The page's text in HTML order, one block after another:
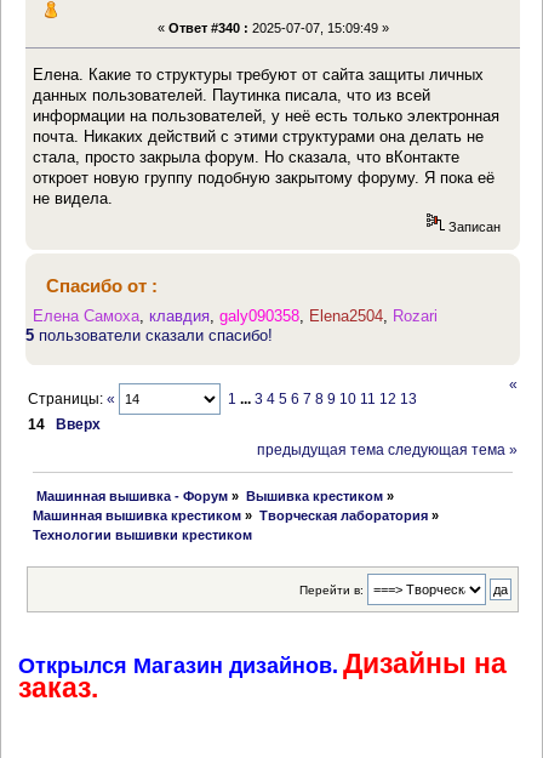
« Ответ #340 : 2025-07-07, 15:09:49 »
Елена. Какие то структуры требуют от сайта защиты личных
данных пользователей. Паутинка писала, что из всей
информации на пользователей, у неё есть только электронная
почта. Никаких действий с этими структурами она делать не
стала, просто закрыла форум. Но сказала, что вКонтакте
откроет новую группу подобную закрытому форуму. Я пока её
не видела.
Записан
Спасибо от :
Елена Самоха ,клавдия ,galy090358 Elena2504 Rozari
5 пользователи сказали спасибо!
Страницы:« 1 ... 3 4 5 6 7 8 9 10 11 12 13
14
Вверх
«
предыдущая тема следующая тема »
Машинная вышивка - Форум » Вышивка крестиком»
Машинная вышивка крестиком » Творческая лаборатория»
Технологии вышивки крестиком
Перейти в:
Открылся Магазин дизайнов. Дизайны на
заказ.